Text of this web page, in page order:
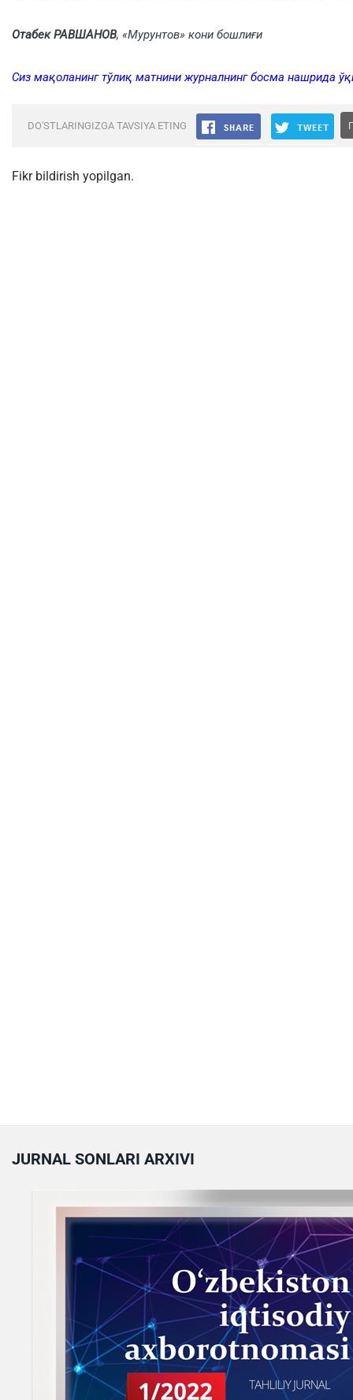
Отабек РАВШАНОВ, «Мурунтов» кони бошлиғи
Сиз мақоланинг тўлиқ матнини журналнинг босма нашрида
DO'STLARINGIZGA TAVSIYA ETING
Fikr bildirish yopilgan.
JURNAL SONLARI ARXIVI